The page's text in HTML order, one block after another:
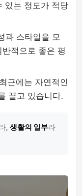
있는 정도가 적당
과 스타일을 모
적으로 좋은 평
근에는 자연적인
끌고 있습니다.
, 생활의 일부라